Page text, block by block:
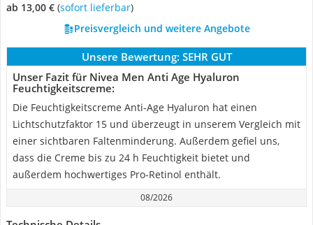
ab 13,00 € ( Sofort lieferbar)
Preisvergleich und weitere Angebote
Unsere Bewertung: SEHR GUT
Unser Fazit für Nivea Men Anti Age Hyaluron
Feuchtigkeitscreme:
Die Feuchtigkeitscreme Anti-Age Hyaluron hat einen
Lichtschutzfaktor 15 und überzeugt in unserem Vergleich mit
einer sichtbaren Faltenminderung. Außerdem gefiel uns,
dass die Creme bis zu 24 h Feuchtigkeit bietet und
außerdem hochwertiges Pro-Retinol enthält.
08/2026